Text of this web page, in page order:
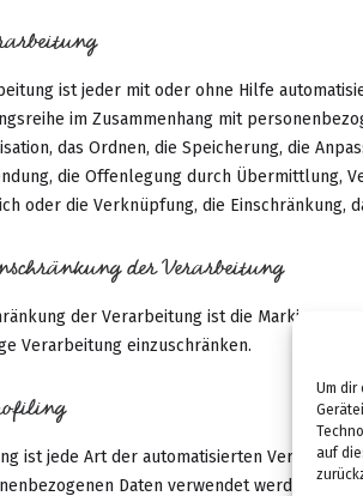
Um dir
auf
ist jeder mit oder ohne Hilfe
im Zusammenhang mit
das Ordnen, die Speicherung, die
die Offenlegung durch Übermittlung,
oder die Verknüpfung, die Einschränkung,
der Verarbeitung
der Verarbeitung ist die Markierung
Verarbeitung einzuschränken.
ist jede Art der automatisierten
Daten verwendet werden, um